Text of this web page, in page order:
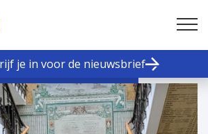
je in voor de nieuwsbrief